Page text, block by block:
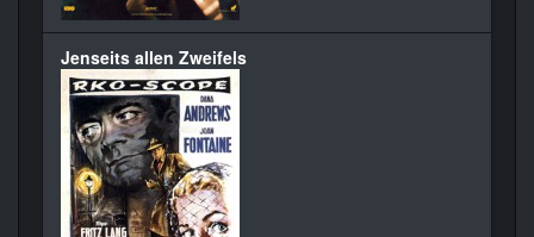
Jenseits allen Zweifels